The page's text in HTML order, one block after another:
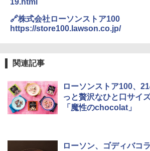
￥3,248
カップヌードル カ
￥26,130
4
0℃ 1段調理 フラッ
ジ 赤外線センサー
お手入れ 小型 新生活
らし ファミリー
🔗株式会社ローソンストア100
https://store100.lawson.co.jp/
関連記事
ローソンストア100、
っと贅沢なひと口サイ
「魔性のchocolat」
ローソン、ゴディバコ